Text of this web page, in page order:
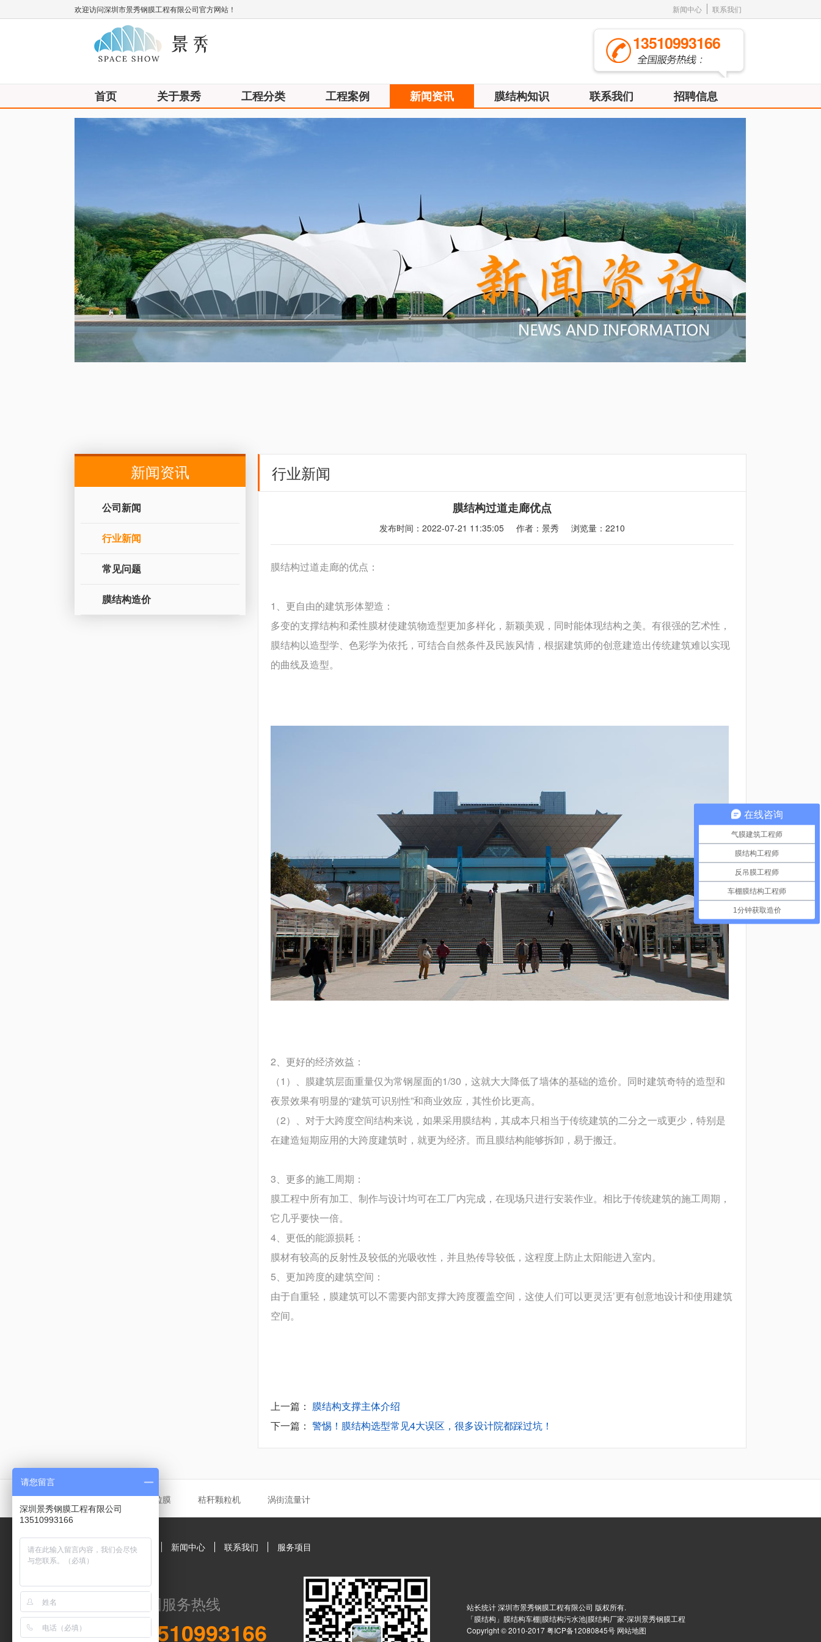
欢迎访问深圳市景秀钢膜工程有限公司官方网站！ 新闻中心 联系我们
13510993166
首页 关于景秀 工程分类 工程案例 新闻资讯 膜结构知识 联系我们 招聘信息
新闻资讯
公司新闻
行业新闻
常见问题
膜结构造价
行业新闻
膜结构过道走廊优点
发布时间：2022-07-21 11:35:05 作者：景秀 浏览量：2210
膜结构过道走廊的优点：
1、更自由的建筑形体塑造：
多变的支撑结构和柔性膜材使建筑物造型更加多样化，新颖美观，同时能体现结构之美。有很强的艺术性，
膜结构以造型学、色彩学为依托，可结合自然条件及民族风情，根据建筑师的创意建造出传统建筑难以实现
的曲线及造型。
2、更好的经济效益：
（1）、膜建筑层面重量仅为常钢屋面的1/30，这就大大降低了墙体的基础的造价。同时建筑奇特的造型和
夜景效果有明显的“建筑可识别性”和商业效应，其性价比更高。
（2）、对于大跨度空间结构来说，如果采用膜结构，其成本只相当于传统建筑的二分之一或更少，特别是
在建造短期应用的大跨度建筑时，就更为经济。而且膜结构能够拆卸，易于搬迁。
3、更多的施工周期：
膜工程中所有加工、制作与设计均可在工厂内完成，在现场只进行安装作业。相比于传统建筑的施工周期，
它几乎要快一倍。
4、更低的能源损耗：
膜材有较高的反射性及较低的光吸收性，并且热传导较低，这程度上防止太阳能进入室内。
5、更加跨度的建筑空间：
由于自重轻，膜建筑可以不需要内部支撑大跨度覆盖空间，这使人们可以更灵活’更有创意地设计和使用建筑
空间。
上一篇： 膜结构支撑主体介绍
下一篇： 警惕！膜结构选型常见4大误区，很多设计院都踩过坑！
友情链接 张拉膜 秸秆颗粒机 涡街流量计
深圳景秀公司简介 新闻中心 联系我们 服务项目
全国服务热线
13510993166
站长统计 深圳市景秀钢膜工程有限公司 版权所有.
「膜结构」膜结构车棚|膜结构污水池|膜结构厂家-深圳景秀钢膜工程
Copyright © 2010-2017粤ICP备12080845号 网站地图
在线咨询
气膜建筑工程师
膜结构工程师
反吊膜工程师
车棚膜结构工程师
1分钟获取造价
请您留言
深圳景秀钢膜工程有限公司
13510993166